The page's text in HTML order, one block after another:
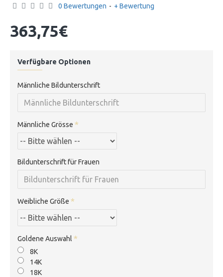
0 Bewertungen - + Bewertung
363,75€
Verfügbare Optionen
Männliche Bildunterschrift
Männliche Grösse
Bildunterschrift für Frauen
Weibliche Größe
Goldene Auswahl
8K
14K
18K